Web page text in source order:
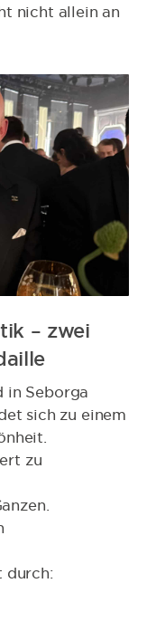
nicht allein an
– zwei
in Seborga
sich zu einem
zu
durch: